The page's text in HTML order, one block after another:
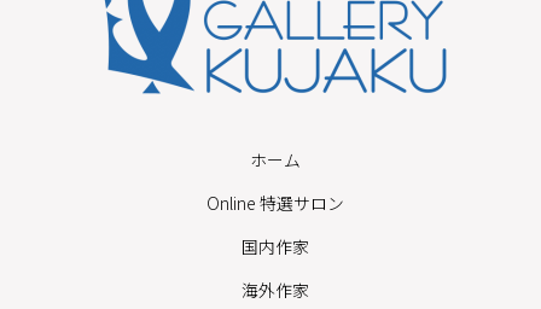
ホーム
Online 特選サロン
国内作家
海外作家